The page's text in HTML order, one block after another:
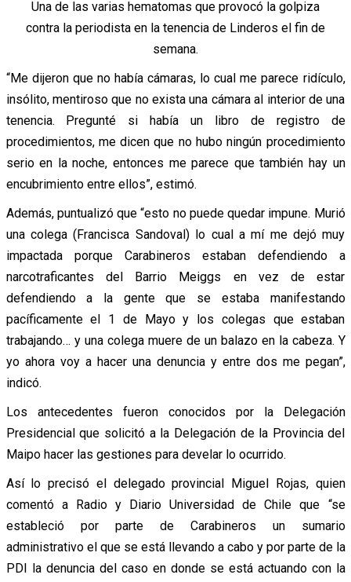
Una de las varias hematomas que provocó la golpiza
contra la periodista en la tenencia de Linderos el fin de
semana.
“Me dijeron que no había cámaras, lo cual me parece ridículo,
insólito, mentiroso que no exista una cámara al interior de una
tenencia. Pregunté si había un libro de registro de
procedimientos, me dicen que no hubo ningún procedimiento
serio en la noche, entonces me parece que también hay un
encubrimiento entre ellos”, estimó.
Además, puntualizó que “esto no puede quedar impune. Murió
una colega (Francisca Sandoval) lo cual a mí me dejó muy
impactada porque Carabineros estaban defendiendo a
narcotraficantes del Barrio Meiggs en vez de estar
defendiendo a la gente que se estaba manifestando
pacíficamente el 1 de Mayo y los colegas que estaban
trabajando… y una colega muere de un balazo en la cabeza. Y
yo ahora voy a hacer una denuncia y entre dos me pegan”,
indicó.
Los antecedentes fueron conocidos por la Delegación
Presidencial que solicitó a la Delegación de la Provincia del
Maipo hacer las gestiones para develar lo ocurrido.
Así lo precisó el delegado provincial Miguel Rojas, quien
comentó a Radio y Diario Universidad de Chile que “se
estableció por parte de Carabineros un sumario
administrativo el que se está llevando a cabo y por parte de la
PDI la denuncia del caso en donde se está actuando con la